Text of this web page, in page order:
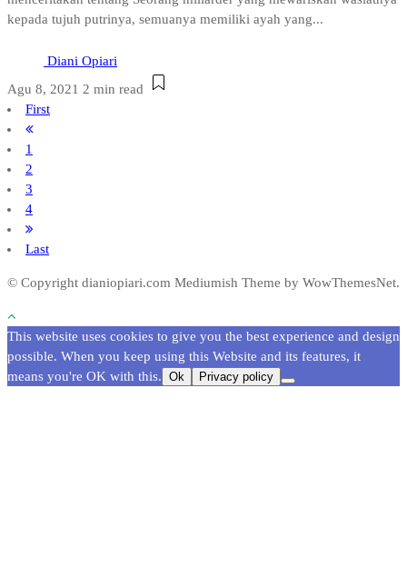
kepada tujuh putrinya, semuanya memiliki ayah yang...
Diani Opiari
Agu 8, 2021 2 min read
First
1
2
3
4
Last
© Copyright dianiopiari.com Mediumish Theme by WowThemesNet.
This website uses cookies to give you the best experience and design
possible. When you keep using this Website and its features, it
means you're OK with this. Ok Privacy policy